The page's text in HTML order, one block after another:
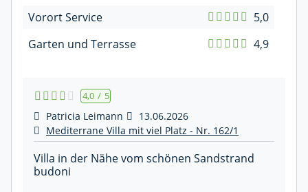
Vorort Service
5,0
Garten und Terrasse
4,9
4,0 / 5
Patricia Leimann
13.06.2026
Mediterrane Villa mit viel Platz - Nr. 162/1
Villa in der Nähe vom schönen Sandstrand
budoni